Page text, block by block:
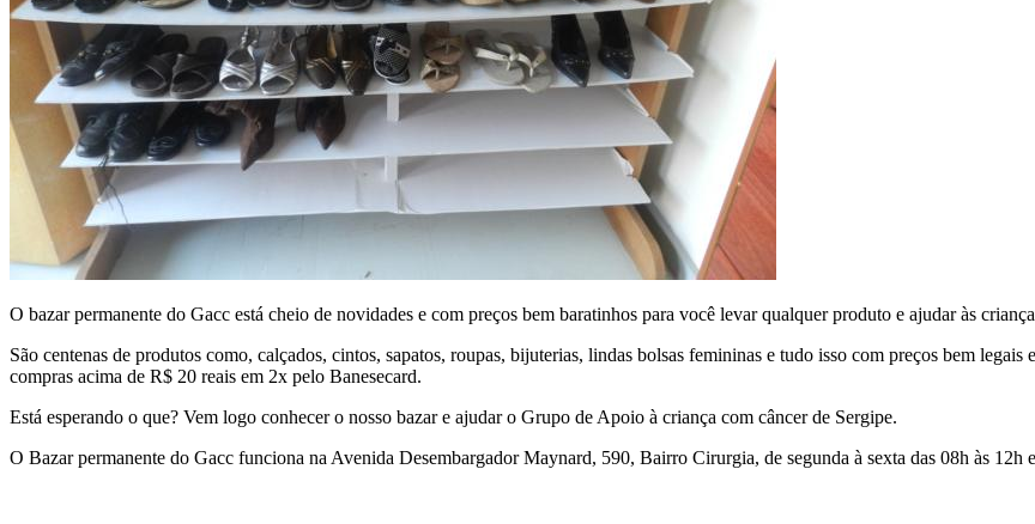
O bazar permanente do Gacc está cheio de novidades e com preços bem baratinhos para você levar qualquer produto e ajudar às
São centenas de produtos como, calçados, cintos, sapatos, roupas, bijuterias, lindas bolsas femininas e tudo isso com preços bem
compras acima de R$ 20 reais em 2x pelo Banesecard.
Está esperando o que? Vem logo conhecer o nosso bazar e ajudar o Grupo de Apoio à criança com câncer de Sergipe.
O Bazar permanente do Gacc funciona na Avenida Desembargador Maynard, 590, Bairro Cirurgia, de segunda à sexta das 08h às 12h